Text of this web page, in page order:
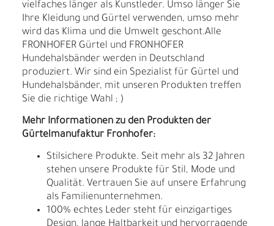
vielfaches länger als Kunstleder. Umso länger Sie
Ihre Kleidung und Gürtel verwenden, umso mehr
wird das Klima und die Umwelt geschont.Alle
FRONHOFER Gürtel und FRONHOFER
Hundehalsbänder werden in Deutschland
produziert. Wir sind ein Spezialist für Gürtel und
Hundehalsbänder, mit unseren Produkten treffen
Sie die richtige Wahl ; )
Mehr Informationen zu den Produkten der
Gürtelmanufaktur Fronhofer:
Stilsichere Produkte. Seit mehr als 32 Jahren
stehen unsere Produkte für Stil, Mode und
Qualität. Vertrauen Sie auf unsere Erfahrung
als Familienunternehmen.
100% echtes Leder steht für einzigartiges